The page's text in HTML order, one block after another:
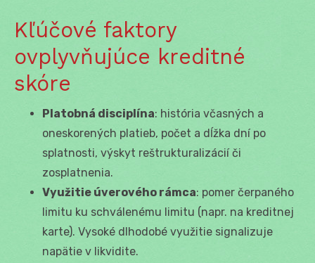
Kľúčové faktory
ovplyvňujúce kreditné
skóre
Platobná disciplína: história včasných a
oneskorených platieb, počet a dĺžka dní po
splatnosti, výskyt reštrukturalizácií či
zosplatnenia.
Využitie úverového rámca: pomer čerpaného
limitu ku schválenému limitu (napr. na kreditnej
karte). Vysoké dlhodobé využitie signalizuje
napätie v likvidite.